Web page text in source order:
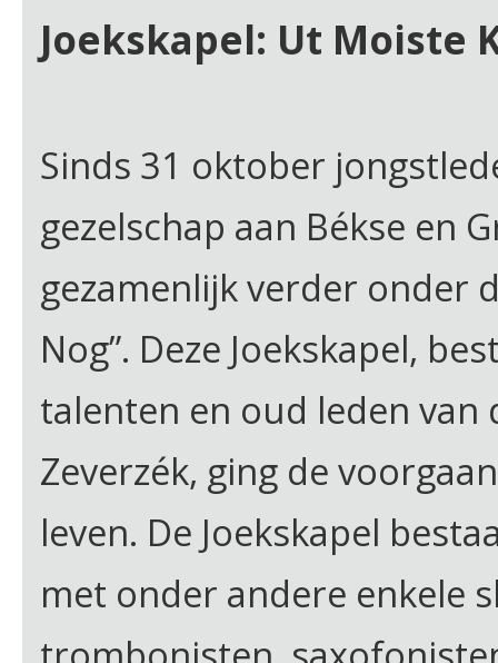
Joekskapel: Ut Moiste
Sinds 31 oktober
gezelschap aan Békse en
gezamenlijk verder onder
Nog”. Deze Joekskapel,
talenten en oud leden van
Zeverzék, ging de
leven. De Joekskapel
met onder andere enkele